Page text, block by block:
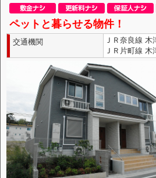
ペットと暮らせる物件！
交通機関
ＪＲ奈良線 木
ＪＲ片町線 木